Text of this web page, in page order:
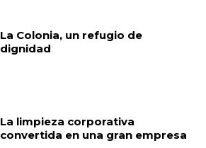
La Colonia, un refugio de
dignidad
La limpieza corporativa
convertida en una gran empresa